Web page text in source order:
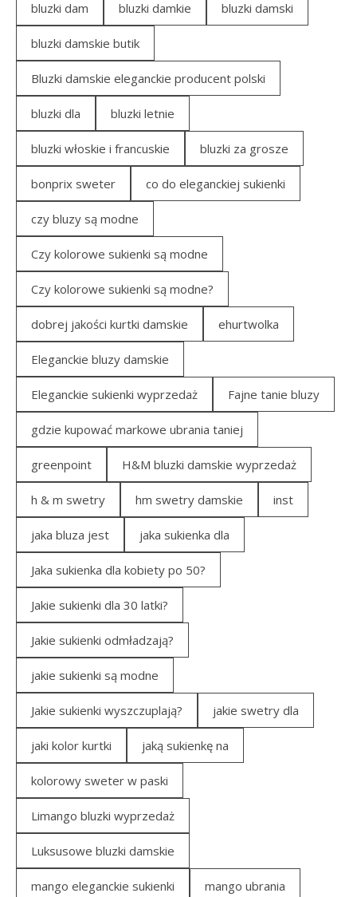
bluzki dam bluzki damkie bluzki damski
bluzki damskie butik
Bluzki damskie eleganckie producent polski
bluzki dla bluzki letnie
bluzki włoskie i francuskie bluzki za grosze
bonprix sweter co do eleganckiej sukienki
czy bluzy są modne
Czy kolorowe sukienki są modne
Czy kolorowe sukienki są modne?
dobrej jakości kurtki damskie ehurtwolka
Eleganckie bluzy damskie
Eleganckie sukienki wyprzedaż Fajne tanie bluzy
gdzie kupować markowe ubrania taniej
greenpoint H&M bluzki damskie wyprzedaż
h & m swetry hm swetry damskie inst
jaka bluza jest jaka sukienka dla
Jaka sukienka dla kobiety po 50?
Jakie sukienki dla 30 latki?
Jakie sukienki odmładzają?
jakie sukienki są modne
Jakie sukienki wyszczuplają? jakie swetry dla
jaki kolor kurtki jaką sukienkę na
kolorowy sweter w paski
Limango bluzki wyprzedaż
Luksusowe bluzki damskie
mango eleganckie sukienki mango ubrania